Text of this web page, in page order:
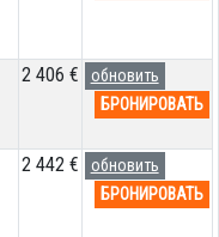
2 406 €
обновить
БРОНИРОВАТЬ
2 442 €
обновить
БРОНИРОВАТЬ